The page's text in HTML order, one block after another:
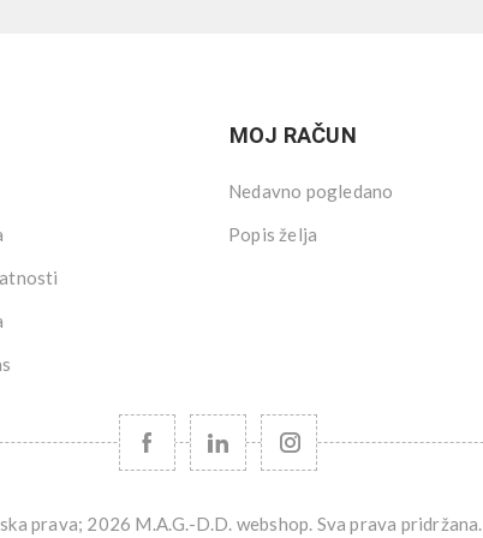
MOJ RAČUN
Nedavno pogledano
Popis želja
prava; 2026 M.A.G.-D.D. webshop. Sva prava pridržana.